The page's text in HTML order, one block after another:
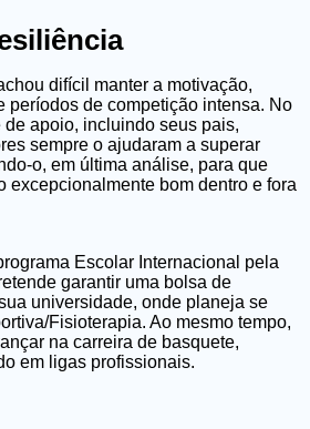
difícil manter a motivação,
períodos de competição intensa. No
de apoio, incluindo seus pais,
sempre o ajudaram a superar
o, em última análise, para que
excepcionalmente bom dentro e fora
Escolar Internacional pela
garantir uma bolsa de
universidade, onde planeja se
Fisioterapia. Ao mesmo tempo,
na carreira de basquete,
em ligas profissionais.